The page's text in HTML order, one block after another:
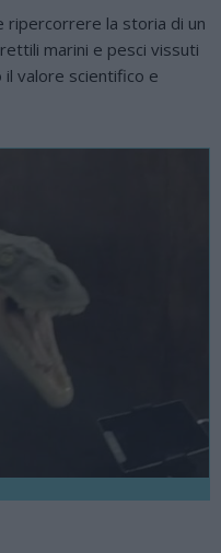
ripercorrere la storia di un
marini e pesci vissuti
il valore scientifico e